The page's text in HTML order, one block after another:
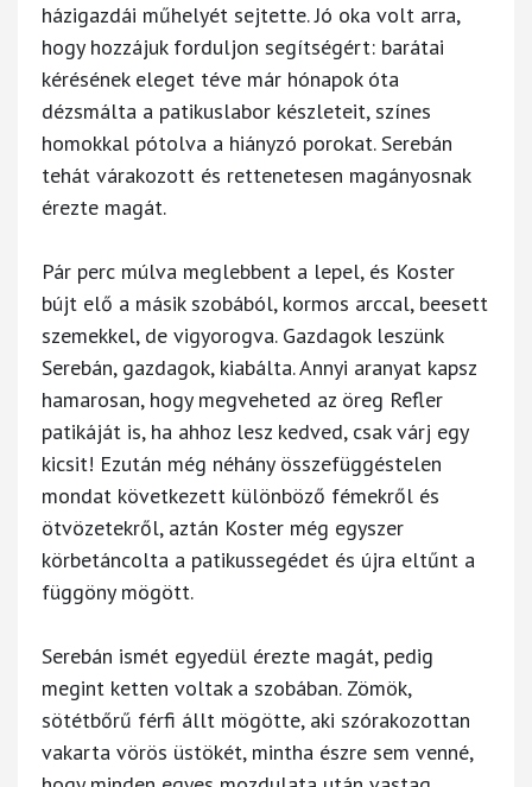
házigazdái műhelyét sejtette. Jó oka volt arra,
hogy hozzájuk forduljon segítségért: barátai
kérésének eleget téve már hónapok óta
dézsmálta a patikuslabor készleteit, színes
homokkal pótolva a hiányzó porokat. Serebán
tehát várakozott és rettenetesen magányosnak
érezte magát.
Pár perc múlva meglebbent a lepel, és Koster
bújt elő a másik szobából, kormos arccal, beesett
szemekkel, de vigyorogva. Gazdagok leszünk
Serebán, gazdagok, kiabálta. Annyi aranyat kapsz
hamarosan, hogy megveheted az öreg Refler
patikáját is, ha ahhoz lesz kedved, csak várj egy
kicsit! Ezután még néhány összefüggéstelen
mondat következett különböző fémekről és
ötvözetekről, aztán Koster még egyszer
körbetáncolta a patikussegédet és újra eltűnt a
függöny mögött.
Serebán ismét egyedül érezte magát, pedig
megint ketten voltak a szobában. Zömök,
sötétbőrű férfi állt mögötte, aki szórakozottan
vakarta vörös üstökét, mintha észre sem venné,